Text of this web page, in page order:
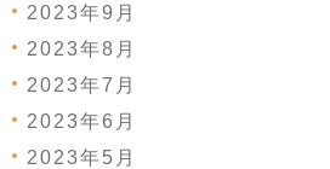
2023年9月
2023年8月
2023年7月
2023年6月
2023年5月